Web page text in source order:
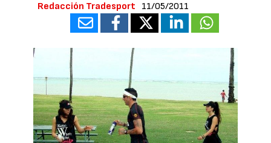
Redacción Tradesport 11/05/2011